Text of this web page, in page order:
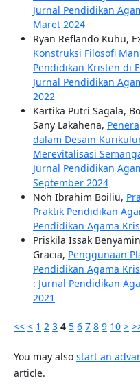
Jurnal Pendidikan
Maret 2024
Ryan Reflando Kuhu,
Konstruksi Filosofi
Pendidikan Kristen di
Jurnal Pendidikan
2022
Kartika Putri Sagala,
Sany Lakahena,
dalam Desain
Merevitalisasi
Jurnal Pendidikan
September 2024
Noh Ibrahim Boiliu,
Praktik Pendidikan
Pendidikan Agama
Priskila Issak
Gracia, Penggunaan
Pendidikan Agama
: Jurnal Pendidikan
2021
<< < 1 2 3 4 5 6 7 8 9 10 >
You may also start an
article.